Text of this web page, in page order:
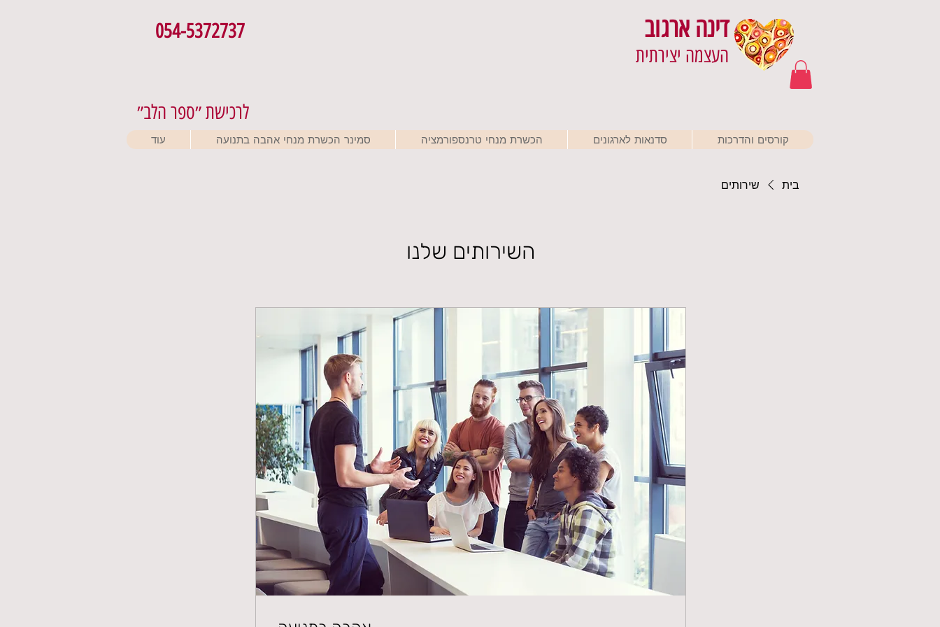
054-5372737 דינה ארגוב
העצמה יצירתית
לרכישת ״ספר הלב״
קורסים והדרכות סדנאות לארגונים הכשרת מנחי טרנספורמציה סמינר הכשרת מנחי אהבה בתנועה עוד
בית שירותים
השירותים שלנו